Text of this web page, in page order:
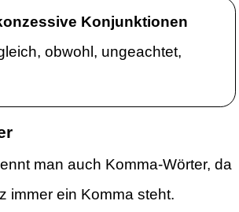
Konjunktionen
obwohl, ungeachtet,
man auch Komma-Wörter, da
immer ein Komma steht.